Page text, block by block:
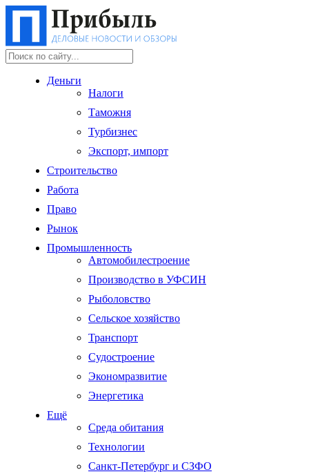
Деньги
Налоги
Таможня
Турбизнес
Экспорт, импорт
Строительство
Работа
Право
Рынок
Промышленность
Автомобилестроение
Производство в УФСИН
Рыболовство
Сельское хозяйство
Транспорт
Судостроение
Экономразвитие
Энергетика
Ещё
Среда обитания
Технологии
Санкт-Петербург и СЗФО